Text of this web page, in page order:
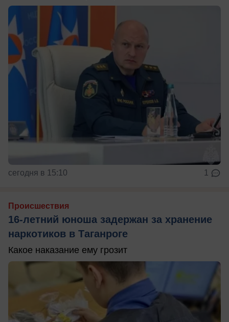
сегодня в 15:10 1
Происшествия
16-летний юноша задержан за хранение
наркотиков в Таганроге
Какое наказание ему грозит